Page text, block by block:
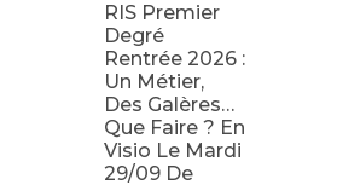
RIS Premier
Degré
Rentrée 2026 :
Un Métier,
Des Galères…
Que Faire ? En
Visio Le Mardi
29/09 De